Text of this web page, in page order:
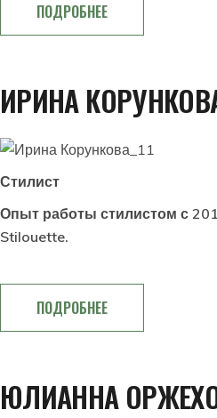
ПОДРОБНЕЕ
ИРИНА
Стилист
Опыт работы стилистом с
Stilouette.
ПОДРОБНЕЕ
ЮЛИАННА